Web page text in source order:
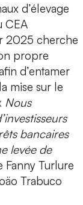
d’élevage
CEA
2025 cherche
propre
d’entamer
mise sur le
Nous
bancaires
levée de
Fanny Turlure
Trabuco